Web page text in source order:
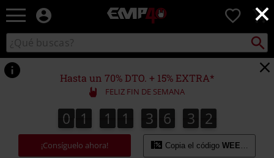
×
EMP
Música,
TV
&
Gaming
Merch
Ropa
Alternativa
0
Buscar
en
el
catálogo
Buscar
Hasta un 70% DTO. + 15% EXTRA*
FELIZ FIN DE SEMANA
0
0 1
1 1
1 1
1 3
3 6
6 3
3 1
2
1
3
2
¡Consíguelo ahora! Copia el código WEEKEND